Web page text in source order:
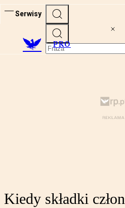
Serwisy
PRO
Kiedy składki